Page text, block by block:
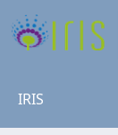
IRIS